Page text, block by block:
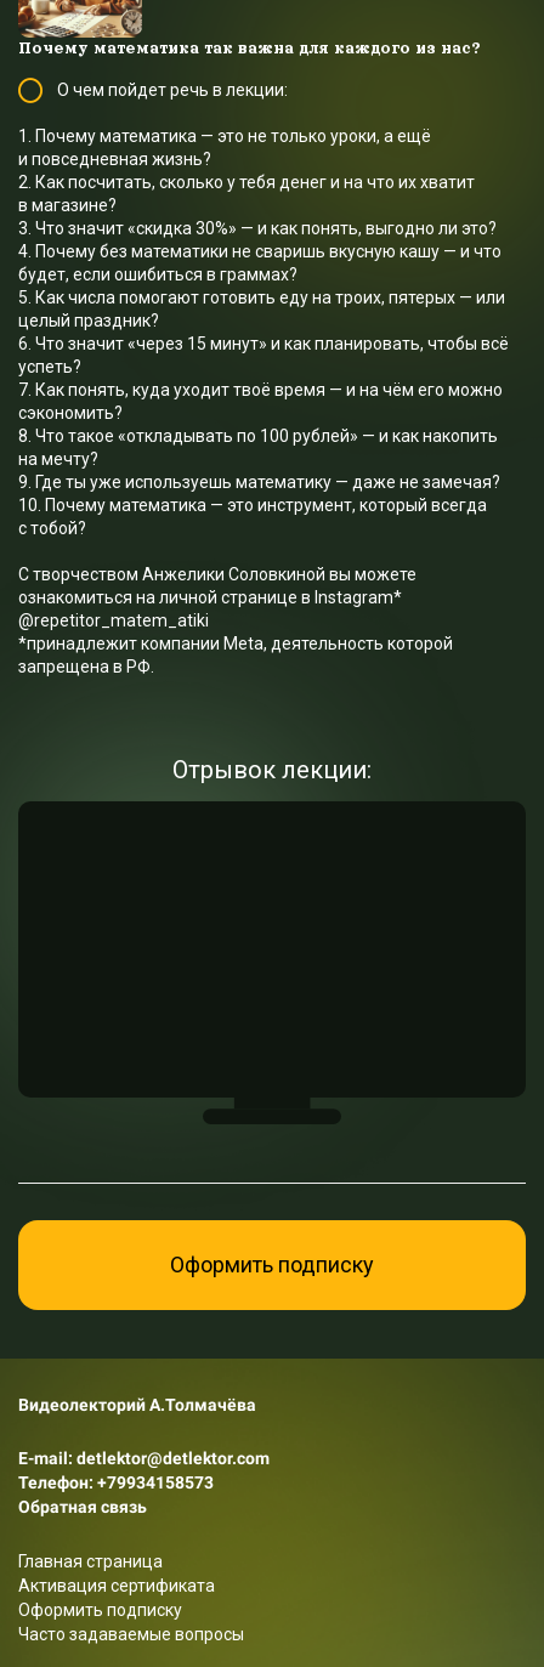
Почему математика так важна для каждого из нас?
О чем пойдет речь в лекции:
1. Почему математика — это не только уроки, а ещё
и повседневная жизнь?
2. Как посчитать, сколько у тебя денег и на что их хватит
в магазине?
3. Что значит «скидка 30%» — и как понять, выгодно ли это?
4. Почему без математики не сваришь вкусную кашу — и что
будет, если ошибиться в граммах?
5. Как числа помогают готовить еду на троих, пятерых — или
целый праздник?
6. Что значит «через 15 минут» и как планировать, чтобы всё
успеть?
7. Как понять, куда уходит твоё время — и на чём его можно
сэкономить?
8. Что такое «откладывать по 100 рублей» — и как накопить
на мечту?
9. Где ты уже используешь математику — даже не замечая?
10. Почему математика — это инструмент, который всегда
с тобой?
С творчеством Анжелики Соловкиной вы можете
ознакомиться на личной странице в Instagram*
@repetitor_matem_atiki
*принадлежит компании Meta, деятельность которой
запрещена в РФ.
Отрывок лекции:
Оформить подписку
Видеолекторий А.Толмачёва
E-mail: detlektor@detlektor.com
Телефон: +79934158573
Обратная связь
Главная страница
Активация сертификата
Оформить подписку
Часто задаваемые вопросы